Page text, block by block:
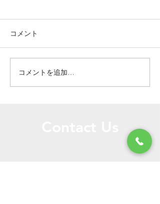
ドアの穴のリペア補修／
栃木県宇都宮市
コメント
コメントを追加…
お問い合わせはこちらからどうぞ